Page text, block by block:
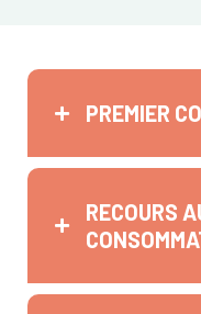
PREMIER
RECOURS